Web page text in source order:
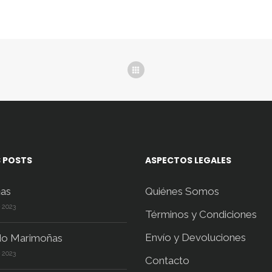
página
POSTS
Marimoñas
ASPECTOS LEGALES
Quiénes Somos
Términos y Condiciones
Envío y Devoluciones
Contacto